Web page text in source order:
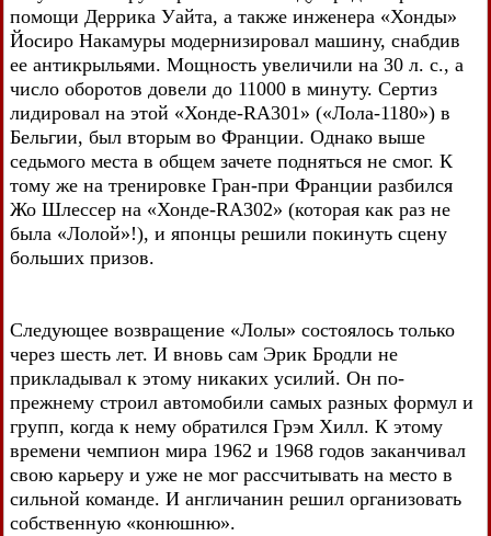
помощи Деррика Уайта, а также инженера «Хонды»
Йосиро Накамуры модернизировал машину, снабдив
ее антикрыльями. Мощность увеличили на 30 л. с., а
число оборотов довели до 11000 в минуту. Сертиз
лидировал на этой «Хонде-RA301» («Лола-1180») в
Бельгии, был вторым во Франции. Однако выше
седьмого места в общем зачете подняться не смог. К
тому же на тренировке Гран-при Франции разбился
Жо Шлессер на «Хонде-RA302» (которая как раз не
была «Лолой»!), и японцы решили покинуть сцену
больших призов.
Следующее возвращение «Лолы» состоялось только
через шесть лет. И вновь сам Эрик Бродли не
прикладывал к этому никаких усилий. Он по-
прежнему строил автомобили самых разных формул и
групп, когда к нему обратился Грэм Хилл. К этому
времени чемпион мира 1962 и 1968 годов заканчивал
свою карьеру и уже не мог рассчитывать на место в
сильной команде. И англичанин решил организовать
собственную «конюшню».